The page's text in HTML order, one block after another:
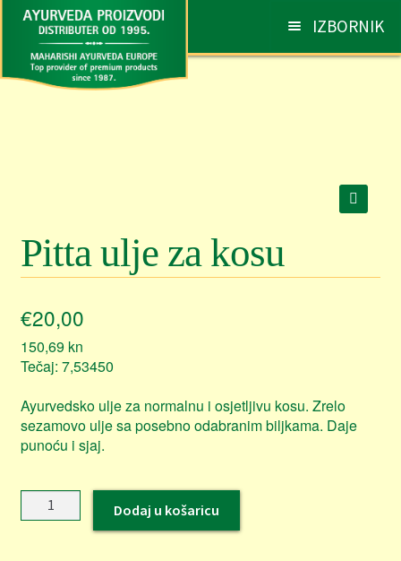
Preskoči
navigaciju
Skoči
sadržaja
IZBORNIK
AYURVEDA
NARUDŽBE
Pitta ulje za kosu
€20,00
150,69 kn
Tečaj: 7,53450
Ayurvedsko ulje za normalnu i osjetljivu kosu. Zrelo
sezamovo ulje sa posebno odabranim biljkama. Daje
punoću i sjaj.
Pitta
ulje
Dodaj u košaricu